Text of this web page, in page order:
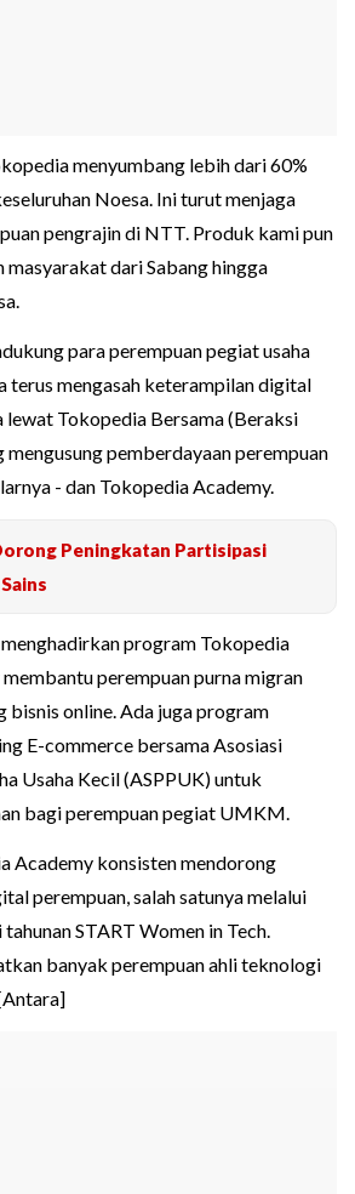
menyumbang lebih dari 60%
Noesa. Ini turut menjaga
pengrajin di NTT. Produk kami pun
masyarakat dari Sabang hingga
para perempuan pegiat usaha
terus mengasah keterampilan digital
lewat Tokopedia Bersama (Beraksi
mengusung pemberdayaan perempuan
- dan Tokopedia Academy.
Peningkatan Partisipasi
program Tokopedia
perempuan purna migran
bisnis online. Ada juga program
E-commerce bersama Asosiasi
Usaha Kecil (ASPPUK) untuk
bagi perempuan pegiat UMKM.
Academy konsisten mendorong
perempuan, salah satunya melalui
START Women in Tech.
banyak perempuan ahli teknologi